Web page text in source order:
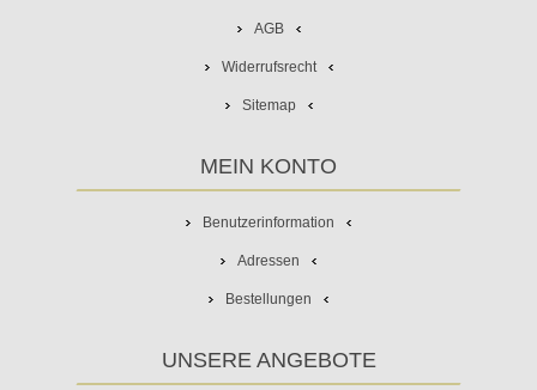
AGB
Widerrufsrecht
Sitemap
MEIN KONTO
Benutzerinformation
Adressen
Bestellungen
UNSERE ANGEBOTE